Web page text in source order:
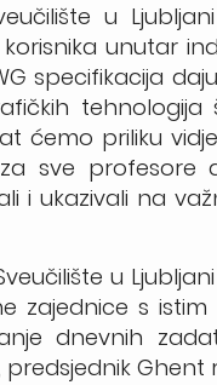
u
unutar
specifikacija
ćemo priliku
sve profesore
i ukazivali na
u
s istim
dnevnih
Ghent